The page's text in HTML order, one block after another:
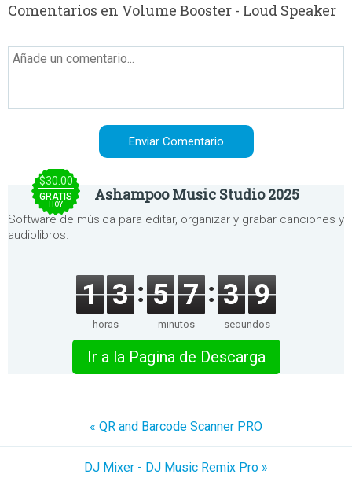
Comentarios en Volume Booster - Loud Speaker
$30.00
GRATIS
HOY
Ashampoo Music Studio 2025
Software de música para editar, organizar y grabar canciones y
audiolibros.
1 3
horas
5 7
minutos
3 9
segundos
Ir a la Pagina de Descarga
« QR and Barcode Scanner PRO
DJ Mixer - DJ Music Remix Pro »